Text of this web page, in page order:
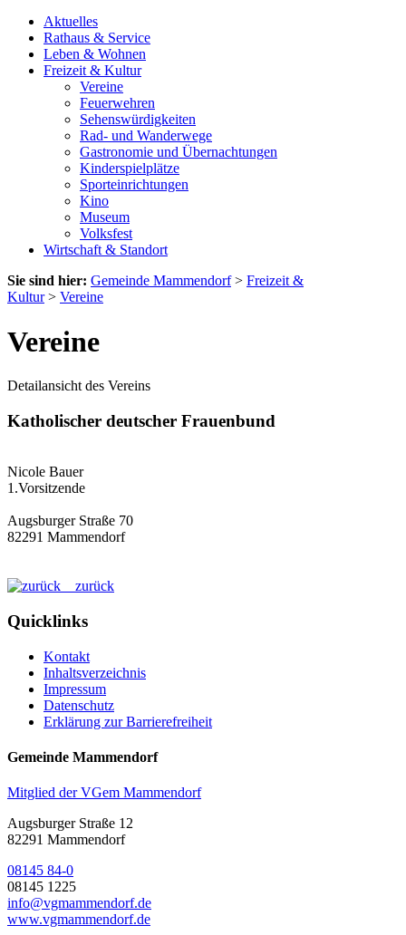
Aktuelles
Rathaus & Service
Leben & Wohnen
Freizeit & Kultur
Vereine
Feuerwehren
Sehenswürdigkeiten
Rad- und Wanderwege
Gastronomie und Übernachtungen
Kinderspielplätze
Sporteinrichtungen
Kino
Museum
Volksfest
Wirtschaft & Standort
Sie sind hier: Gemeinde Mammendorf> Freizeit &
Kultur> Vereine
Vereine
Detailansicht des Vereins
Katholischer deutscher Frauenbund
Nicole Bauer
1.Vorsitzende
Augsburger Straße 70
82291 Mammendorf
zurück
Quicklinks
Kontakt
Inhaltsverzeichnis
Impressum
Datenschutz
Erklärung zur Barrierefreiheit
Gemeinde Mammendorf
Mitglied der VGem Mammendorf
Augsburger Straße 12
82291 Mammendorf
08145 84-0
08145 1225
info@vgmammendorf.de
www.vgmammendorf.de